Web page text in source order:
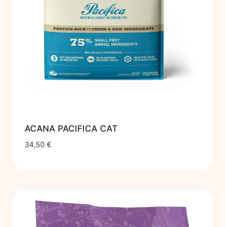
ACANA PACIFICA CAT
34,50 €